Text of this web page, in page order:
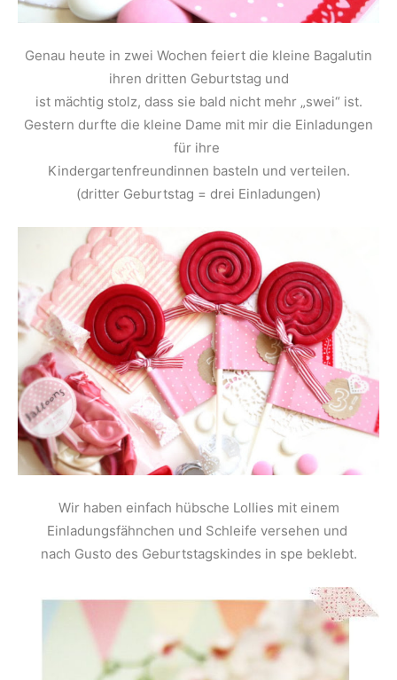
Genau heute in zwei Wochen feiert die kleine Bagalutin
ihren dritten Geburtstag und
ist mächtig stolz, dass sie bald nicht mehr „swei“ ist.
Gestern durfte die kleine Dame mit mir die Einladungen
für ihre
Kindergartenfreundinnen basteln und verteilen.
(dritter Geburtstag = drei Einladungen)
Wir haben einfach hübsche Lollies mit einem
Einladungsfähnchen und Schleife versehen und
nach Gusto des Geburtstagskindes in spe beklebt.